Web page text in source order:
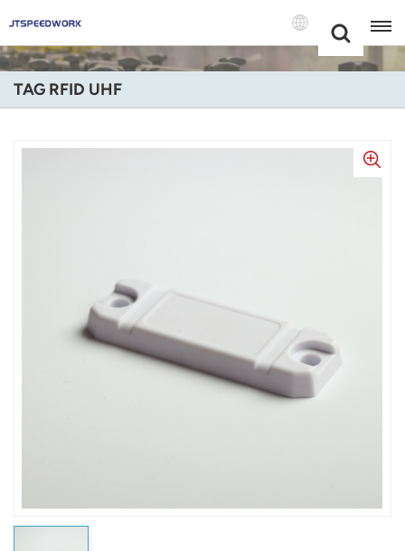
+86 -18681515767
English
Français
Español
Português
Nederland
TAG RFID UHF